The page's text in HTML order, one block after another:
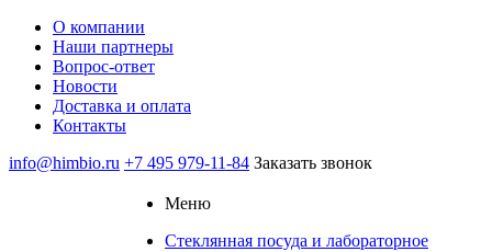
О компании
Наши партнеры
Вопрос-ответ
Новости
Доставка и оплата
Контакты
info@himbio.ru +7 495 979-11-84 Заказать звонок
Меню
Стеклянная посуда и лабораторное